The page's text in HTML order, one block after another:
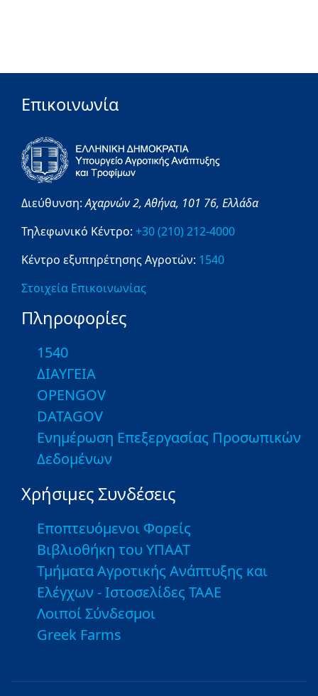
Επικοινωνία
Διεύθυνση:Αχαρνών 2,Αθήνα, 101 76, Ελλάδα
Τηλεφωνικό Κέντρο: +30 (210) 212-4000
Κέντρο εξυπηρέτησης Αγροτών: 1540
Στοιχεία Επικοινωνίας
Πληροφορίες
1540
ΔΙΑΥΓΕΙΑ
OPENGOV
DATAGOV
Ενημέρωση Επεξεργασίας Προσωπικών
Δεδομένων
Χρήσιμες Συνδέσεις
Εποπτευόμενοι Φορείς
Βιβλιοθήκη του ΥΠΑΑΤ
Τμήματα Αγροτικής Ανάπτυξης και
Ελέγχων - Ιστοσελίδες ΤΑΑΕ
Λοιποί Σύνδεσμοι
Greek Farms